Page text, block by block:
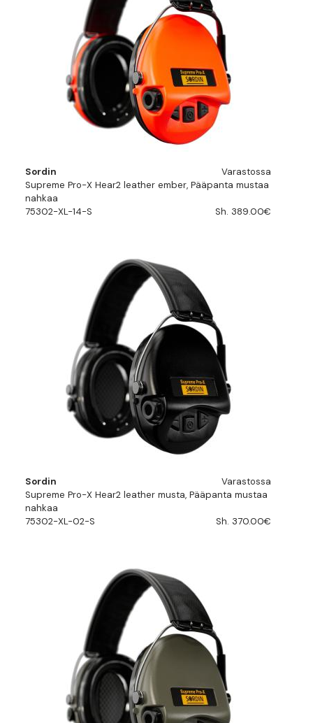
Sordin
Varastossa
Supreme Pro-X Hear2 leather ember, Pääpanta mustaa
nahkaa
75302-XL-14-S
Sh. 389.00€
Sordin
Varastossa
Supreme Pro-X Hear2 leather musta, Pääpanta mustaa
nahkaa
75302-XL-02-S
Sh. 370.00€